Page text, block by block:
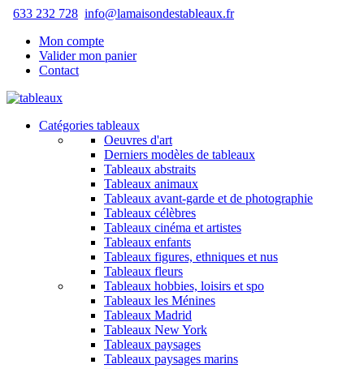
633 232 728 info@lamaisondestableaux.fr
Mon compte
Valider mon panier
Contact
Catégories tableaux
Oeuvres d'art
Derniers modèles de tableaux
Tableaux abstraits
Tableaux animaux
Tableaux avant-garde et de photographie
Tableaux célèbres
Tableaux cinéma et artistes
Tableaux enfants
Tableaux figures, ethniques et nus
Tableaux fleurs
Tableaux hobbies, loisirs et spo
Tableaux les Ménines
Tableaux Madrid
Tableaux New York
Tableaux paysages
Tableaux paysages marins